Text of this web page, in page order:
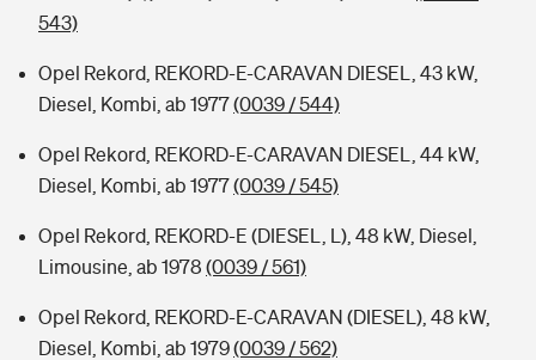
543)
Opel Rekord, REKORD-E-CARAVAN DIESEL, 43 kW,
Diesel, Kombi, ab 1977(0039 / 544)
Opel Rekord, REKORD-E-CARAVAN DIESEL, 44 kW,
Diesel, Kombi, ab 1977(0039 / 545)
Opel Rekord, REKORD-E (DIESEL, L), 48 kW, Diesel,
Limousine, ab 1978 (0039 / 561)
Opel Rekord, REKORD-E-CARAVAN (DIESEL), 48 kW,
Diesel, Kombi, ab 1979(0039 / 562)